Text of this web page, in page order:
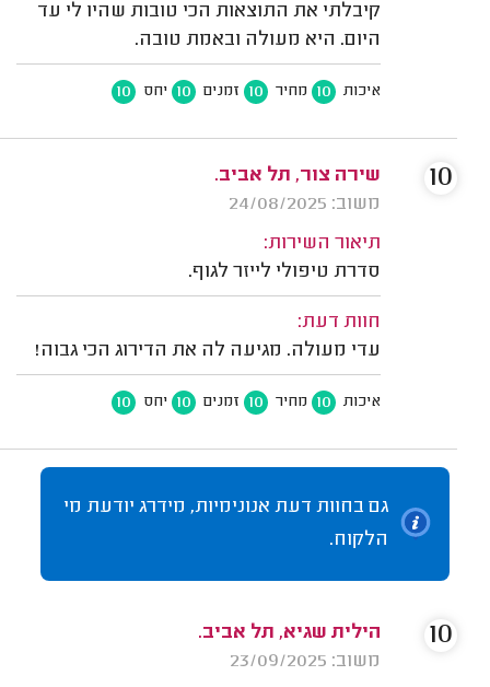
קיבלתי את התוצאות הכי טובות שהיו לי עד
היום. היא מעולה ובאמת טובה.
איכות 10 מחיר 10 זמנים 10 יחס 10
שירה צור, תל אביב.
משוב: 24/08/2025
תיאור השירות:
סדרת טיפולי לייזר לגוף.
חוות דעת:
עדי מעולה. מגיעה לה את הדירוג הכי גבוה!
איכות 10 מחיר 10 זמנים 10 יחס 10
10
גם בחוות דעת אנונימיות, מידרג יודעת מי
הלקוח.
הילית שגיא, תל אביב.
משוב: 23/09/2025
10